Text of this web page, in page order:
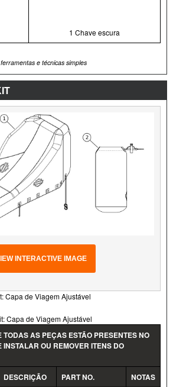
1 Chave escura
e técnicas simples
INTERACTIVE IMAGE
Capa de Viagem Ajustável
Capa de Viagem Ajustável
TODAS AS PEÇAS ESTÃO PRESENTES NO
INSTALAR OU REMOVER ITENS DO
DESCRIÇÃO PART NO. NOTAS